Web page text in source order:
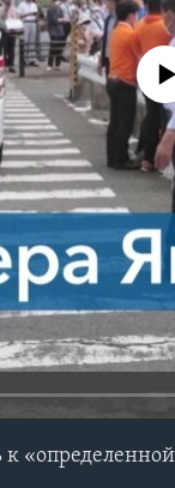
No media source
к